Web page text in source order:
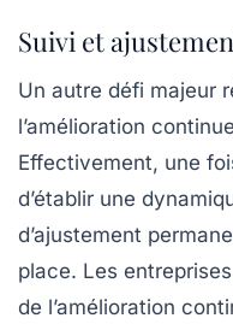
Suivi et
Un autre défi majeur
l’amélioration
Effectivement, une
d’établir une
d’ajustement
place. Les
de l’amélioration